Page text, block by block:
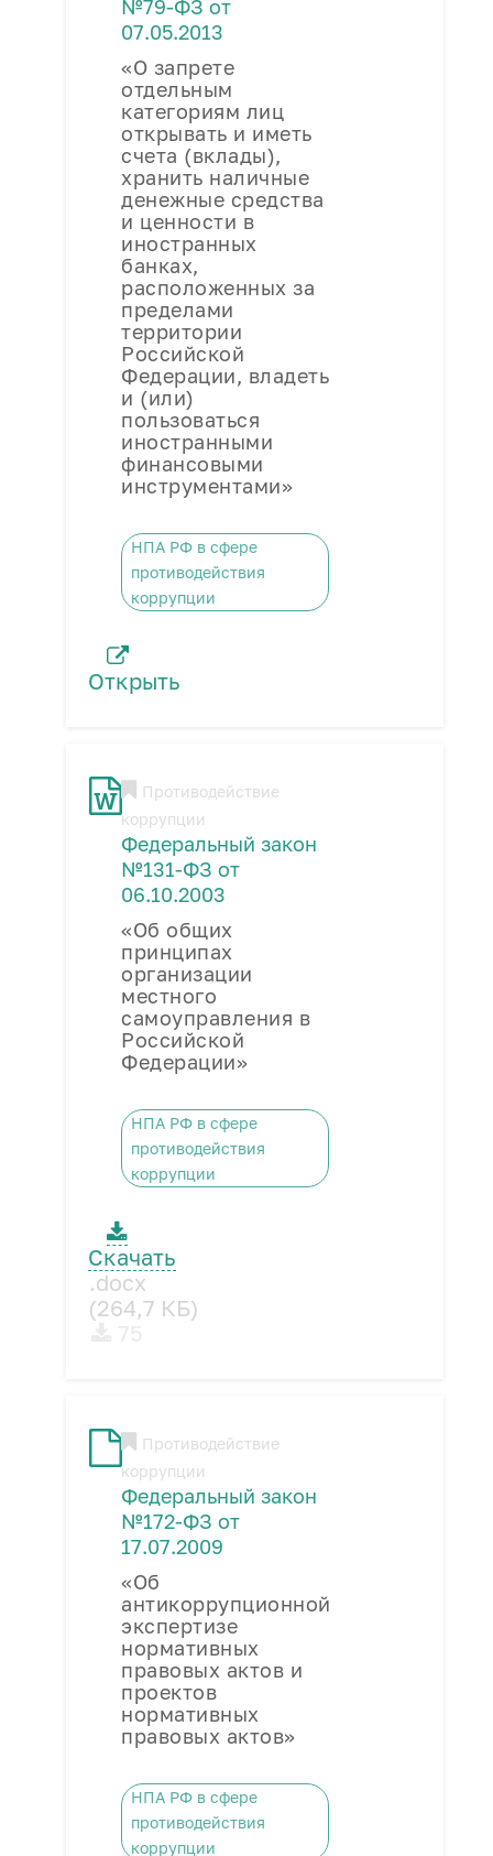
№79-ФЗ от
07.05.2013
«О запрете
отдельным
категориям лиц
открывать и иметь
счета (вклады),
хранить наличные
денежные средства
и ценности в
иностранных
банках,
расположенных за
пределами
территории
Российской
Федерации, владеть
и (или)
пользоваться
иностранными
финансовыми
инструментами»
НПА РФ в сфере
противодействия
коррупции
Открыть
Противодействие
коррупции
Федеральный закон
№131-ФЗ от
06.10.2003
«Об общих
принципах
организации
местного
самоуправления в
Российской
Федерации»
НПА РФ в сфере
противодействия
коррупции
Скачать
.docx
(264,7 КБ)
Противодействие
коррупции
Федеральный закон
№172-ФЗ от
17.07.2009
«Об
антикоррупционной
экспертизе
нормативных
правовых актов и
проектов
нормативных
правовых актов»
НПА РФ в сфере
противодействия
коррупции